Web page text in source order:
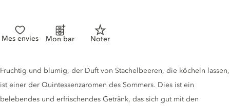
Mes envies Mon bar Noter
Gin description
Fruchtig und blumig, der Duft von Stachelbeeren, die köcheln lassen,
ist einer der Quintessenzaromen des Sommers. Dies ist ein
belebendes und erfrischendes Getränk, das sich gut mit den